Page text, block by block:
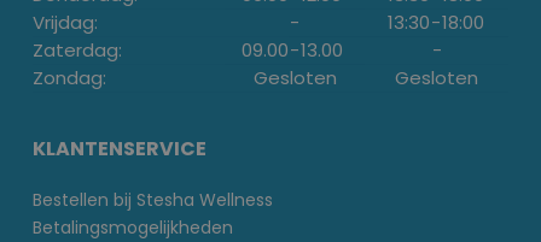
Vrijdag:
- 13:30-18:00
Zaterdag:
09.00-13.00
-
Zondag:
Gesloten Gesloten
KLANTENSERVICE
Bestellen bij Stesha Wellness
Betalingsmogelijkheden